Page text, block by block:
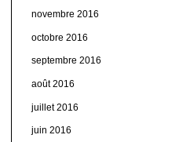
novembre 2016
octobre 2016
septembre 2016
août 2016
juillet 2016
juin 2016